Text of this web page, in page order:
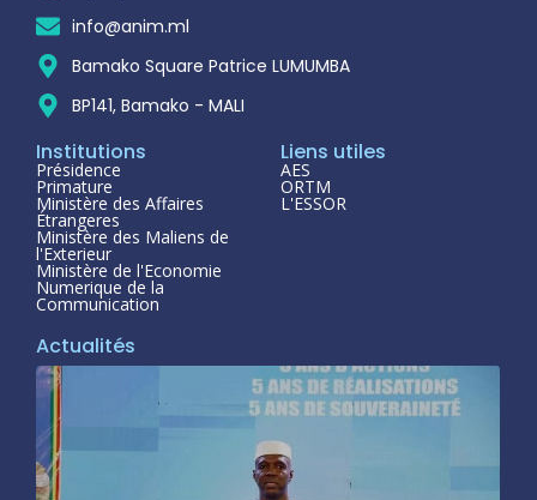
info@anim.ml
Bamako Square Patrice LUMUMBA
BP141, Bamako - MALI
Institutions
Présidence
Primature
Ministère des Affaires
Étrangeres
Ministère des Maliens de
l'Exterieur
Ministère de l'Economie
Numerique de la
Communication
Liens utiles
AES
ORTM
L'ESSOR
Actualités